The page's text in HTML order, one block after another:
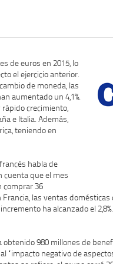
de euros en 2015, lo
el ejercicio anterior.
de moneda, las
aumentado un 4,1%.
crecimiento,
e Italia. Además,
teniendo en
habla de
cuenta que el mes
comprar 36
las ventas domésticas
ha alcanzado el
obtenido 980 millones de
“impacto negativo de